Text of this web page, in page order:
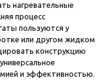
нагревательные
процесс
пользуются у
или другом жидком
конструкцию
и эффективностью.